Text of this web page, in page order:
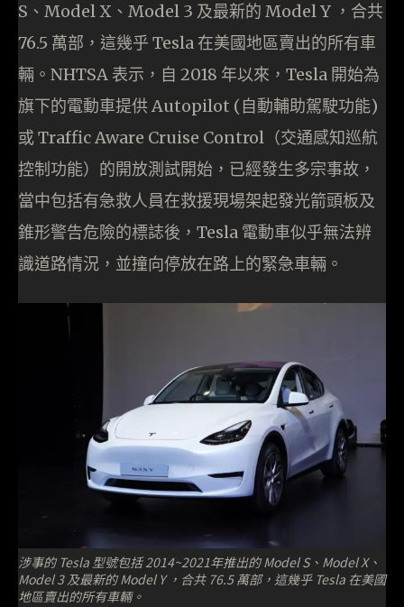
S、Model X、Model 3 及最新的 Model Y ，合共
76.5 萬部，這幾乎 Tesla 在美國地區賣出的所有車
輛。NHTSA 表示，自 2018 年以來，Tesla 開始為
旗下的電動車提供 Autopilot (自動輔助駕駛功能)
或 Traffic Aware Cruise Control（交通感知巡航
控制功能）的開放測試開始，已經發生多宗事故，
當中包括有急救人員在救援現場架起發光箭頭板及
錐形警告危險的標誌後，Tesla 電動車似乎無法辨
識道路情況，並撞向停放在路上的緊急車輛。
涉事的 Tesla 型號包括 2014~2021年推出的 Model S、Model X、
Model 3 及最新的 Model Y ，合共 76.5 萬部，這幾乎 Tesla 在美國
地區賣出的所有車輛。